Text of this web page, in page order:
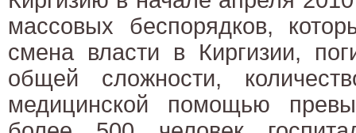
массовых беспорядков,
смена власти в Киргизии,
общей сложности,
медицинской помощью